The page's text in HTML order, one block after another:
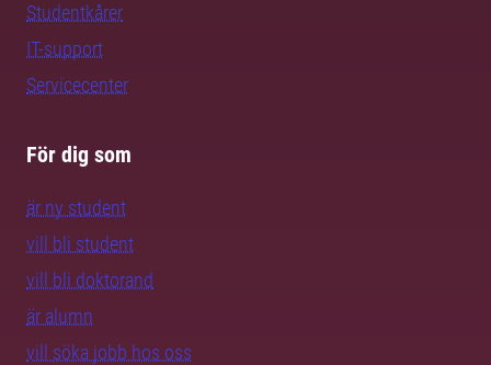
Studentkårer
IT-support
Servicecenter
För dig som
är ny student
vill bli student
vill bli doktorand
är alumn
vill söka jobb hos oss